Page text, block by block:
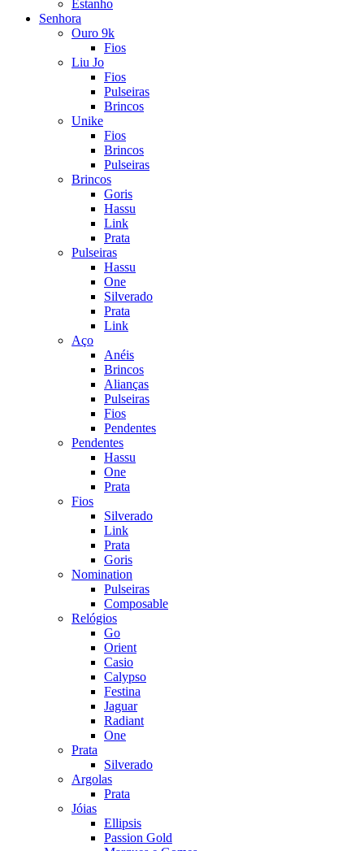
Estanho
Senhora
Ouro 9k
Fios
Liu Jo
Fios
Pulseiras
Brincos
Unike
Fios
Brincos
Pulseiras
Brincos
Goris
Hassu
Link
Prata
Pulseiras
Hassu
One
Silverado
Prata
Link
Aço
Anéis
Brincos
Alianças
Pulseiras
Fios
Pendentes
Pendentes
Hassu
One
Prata
Fios
Silverado
Link
Prata
Goris
Nomination
Pulseiras
Composable
Relógios
Go
Orient
Casio
Calypso
Festina
Jaguar
Radiant
One
Prata
Silverado
Argolas
Prata
Jóias
Ellipsis
Passion Gold